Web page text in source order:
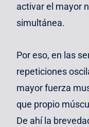
activar el mayor
simultánea.
Por eso, en las
repeticiones
mayor fuerza
que propio
De ahí la